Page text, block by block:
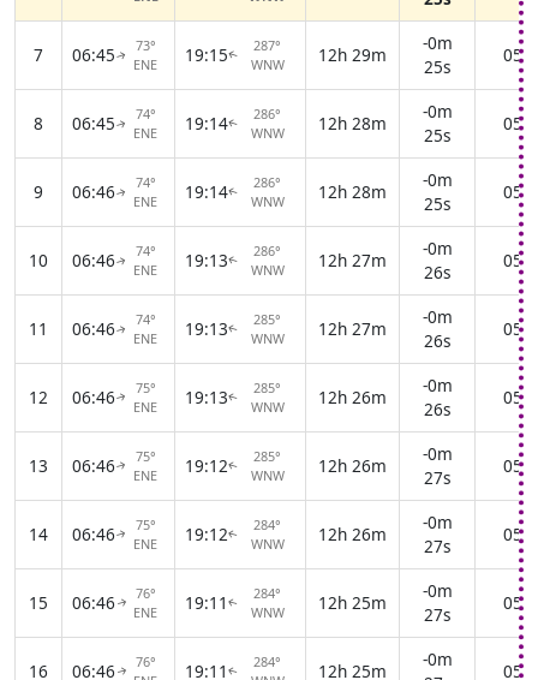
7 06:45↑
73°
ENE
19:15↑
287°
WNW
12h 29m
-0m
25s
8 06:45↑
74°
ENE
19:14↑
286°
WNW
12h 28m
-0m
25s
9 06:46↑
74°
ENE
19:14↑
286°
WNW
12h 28m
-0m
25s
10 06:46↑
74°
ENE
19:13↑
286°
WNW
12h 27m
-0m
26s
11 06:46↑
74°
ENE
19:13↑
285°
WNW
12h 27m
-0m
26s
12 06:46↑
75°
ENE
19:13↑
285°
WNW
12h 26m
-0m
26s
13 06:46↑
75°
ENE
19:12↑
285°
WNW
12h 26m
-0m
27s
14 06:46↑
75°
ENE
19:12↑
284°
WNW
12h 26m
-0m
27s
15 06:46↑
76°
ENE
19:11 ↑
284°
WNW
12h 25m
-0m
27s
16 06:46↑
76°
19:11 ↑
284°
12h 25m
-0m